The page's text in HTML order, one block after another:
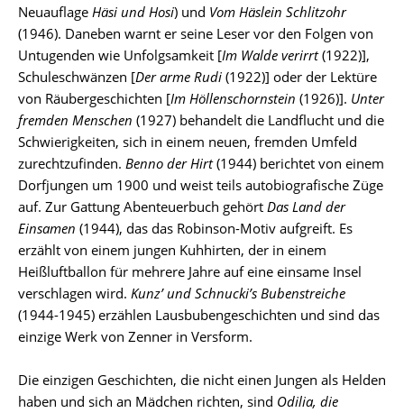
Neuauflage Häsi und Hosi) und Vom Häslein Schlitzohr
(1946). Daneben warnt er seine Leser vor den Folgen von
Untugenden wie Unfolgsamkeit [Im Walde verirrt(1922)],
Schuleschwänzen [Der arme Rudi (1922)] oder der Lektüre
von Räubergeschichten [Im Höllenschornstein (1926)]. Unter
fremden Menschen (1927) behandelt die Landflucht und die
Schwierigkeiten, sich in einem neuen, fremden Umfeld
zurechtzufinden. Benno der Hirt(1944) berichtet von einem
Dorfjungen um 1900 und weist teils autobiografische Züge
auf. Zur Gattung Abenteuerbuch gehört Das Land der
Einsamen (1944), das das Robinson-Motiv aufgreift. Es
erzählt von einem jungen Kuhhirten, der in einem
Heißluftballon für mehrere Jahre auf eine einsame Insel
verschlagen wird. Kunz’ und Schnucki’s Bubenstreiche
(1944-1945) erzählen Lausbubengeschichten und sind das
einzige Werk von Zenner in Versform.
Die einzigen Geschichten, die nicht einen Jungen als Helden
haben und sich an Mädchen richten, sind Odilia, die